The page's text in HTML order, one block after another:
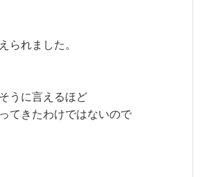
られました。
うに言えるほど
てきたわけではないので